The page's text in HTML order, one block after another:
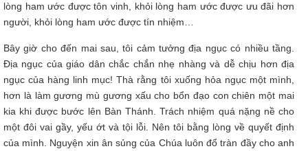
lòng ham ước được tôn vinh, khỏi lòng ham ước được ưu đãi hơn
người, khỏi lòng ham ước được tín nhiệm…
Bây giờ cho đến mai sau, tôi cảm tưởng địa ngục có nhiều tầng.
Địa ngục của giáo dân chắc chắn nhẹ nhàng và dễ chịu hơn địa
ngục của hàng linh mục! Thà rằng tôi xuống hỏa ngục một mình,
hơn là làm gương mù gương xấu cho bổn đạo con chiên một mai
kia khi được bước lên Bàn Thánh. Trách nhiệm quá nặng nề cho
một đôi vai gầy, yếu ớt và tội lỗi. Nên tôi bằng lòng về quyết định
của mình. Nguyện xin ân sủng của Chúa luôn đổ tràn đầy cho anh